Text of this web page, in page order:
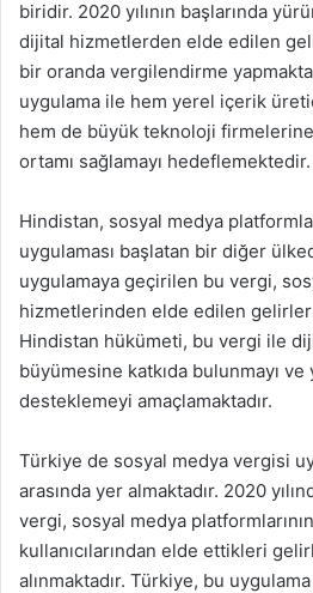
biridir. 2020 yılının başlarında
dijital hizmetlerden elde edilen
bir oranda vergilendirme
uygulama ile hem yerel içerik
hem de büyük teknoloji
ortamı sağlamayı hedeflemektedir.
Hindistan, sosyal medya
uygulaması başlatan bir diğer
uygulamaya geçirilen bu vergi,
hizmetlerinden elde edilen gelirler
Hindistan hükümeti, bu vergi ile
büyümesine katkıda bulunmayı
desteklemeyi amaçlamaktadır.
Türkiye de sosyal medya vergisi
arasında yer almaktadır. 2020
vergi, sosyal medya
kullanıcılarından elde ettikleri
alınmaktadır. Türkiye, bu